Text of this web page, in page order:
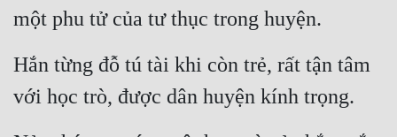
một phu tử của tư thục trong huyện.
Hắn từng đỗ tú tài khi còn trẻ, rất tận tâm
với học trò, được dân huyện kính trọng.